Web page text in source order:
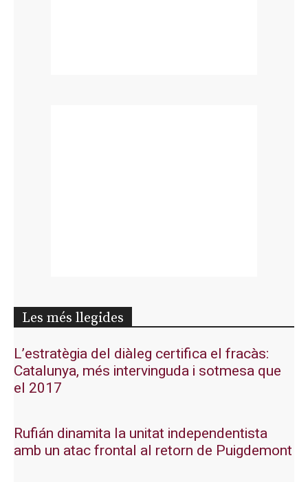
Les més llegides
L’estratègia del diàleg certifica el fracàs:
Catalunya, més intervinguda i sotmesa que
el 2017
Rufián dinamita la unitat independentista
amb un atac frontal al retorn de Puigdemont